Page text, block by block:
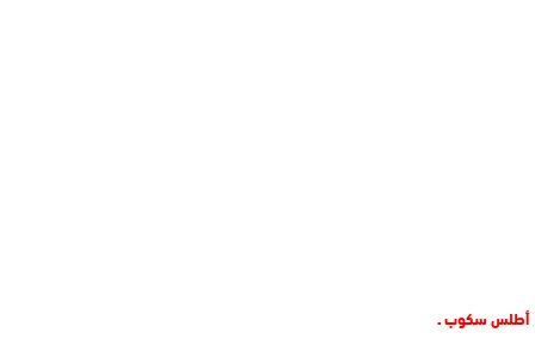
أطلس سكوب ـ